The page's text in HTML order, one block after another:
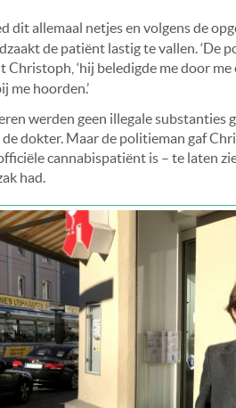
dit allemaal netjes en volgens de
de patiënt lastig te vallen.
Christoph, ‘hij beledigde me door me
me hoorden.’
werden geen illegale substanties
de dokter. Maar de politieman gaf
cannabispatiënt is – te laten
had.